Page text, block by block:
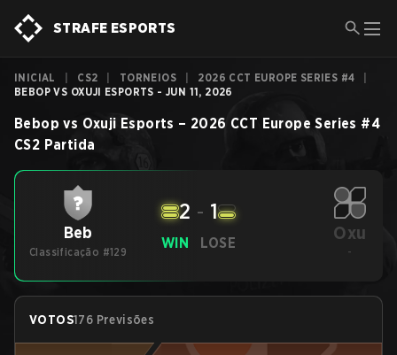
STRAFE ESPORTS
INICIAL CS2 TORNEIOS 2026 CCT EUROPE SERIES #4
BEBOP VS OXUJI ESPORTS - JUN 11, 2026
Bebop vs Oxuji Esports – 2026 CCT Europe Series #4
CS2 Partida
Beb
Classificação #129
WIN
2 - 1
LOSE Oxu
-
VOTOS176 Previsões